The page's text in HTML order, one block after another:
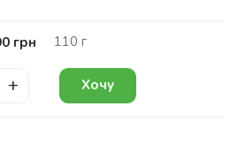
грн 110 г
+ Хочу